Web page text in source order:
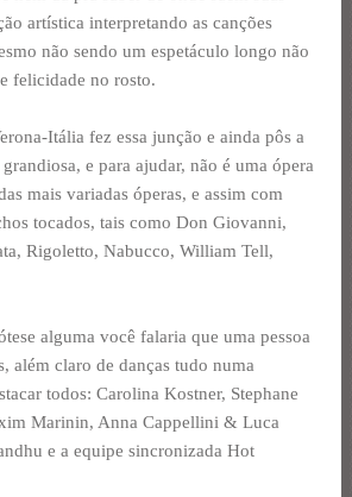
artística interpretando as canções
não sendo um espetáculo longo não
felicidade no rosto.
Itália fez essa junção e ainda pôs a
e para ajudar, não é uma ópera
mais variadas óperas, e assim com
tocados, tais como Don Giovanni,
Rigoletto, Nabucco, William Tell,
alguma você falaria que uma pessoa
além claro de danças tudo numa
todos: Carolina Kostner, Stephane
Marinin, Anna Cappellini & Luca
e a equipe sincronizada Hot